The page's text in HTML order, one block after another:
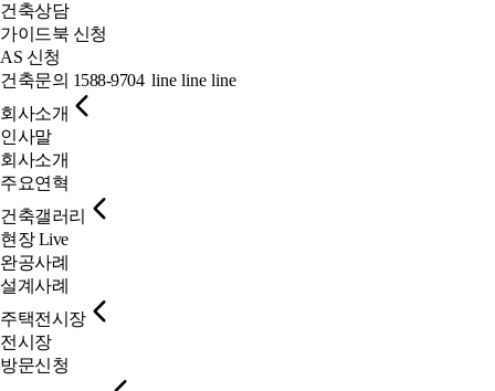
건축상담
가이드북 신청
AS 신청
건축문의 1588-9704 line line line
회사소개
인사말
회사소개
주요연혁
건축갤러리
현장 Live
완공사례
설계사례
주택전시장
전시장
방문신청